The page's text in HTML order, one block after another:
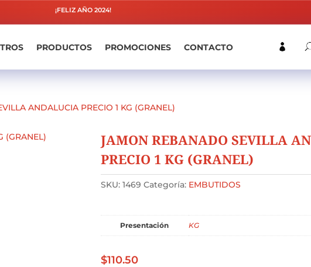
¡FELIZ AÑO 2024!
PRODUCTOS PROMOCIONES CONTACTO
ANDALUCIA PRECIO 1 KG (GRANEL)
JAMON REBANADO SEVILLA
PRECIO 1 KG (GRANEL)
SKU: 1469 Categoría: EMBUTIDOS
Presentación KG
$110.50